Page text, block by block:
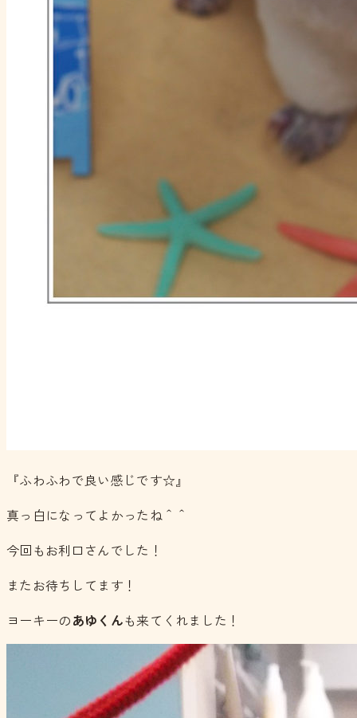
『ふわふわで良い感じです☆』
真っ白になってよかったね＾＾
今回もお利口さんでした！
またお待ちしてます！
ヨーキーのあゆくんも来てくれました！